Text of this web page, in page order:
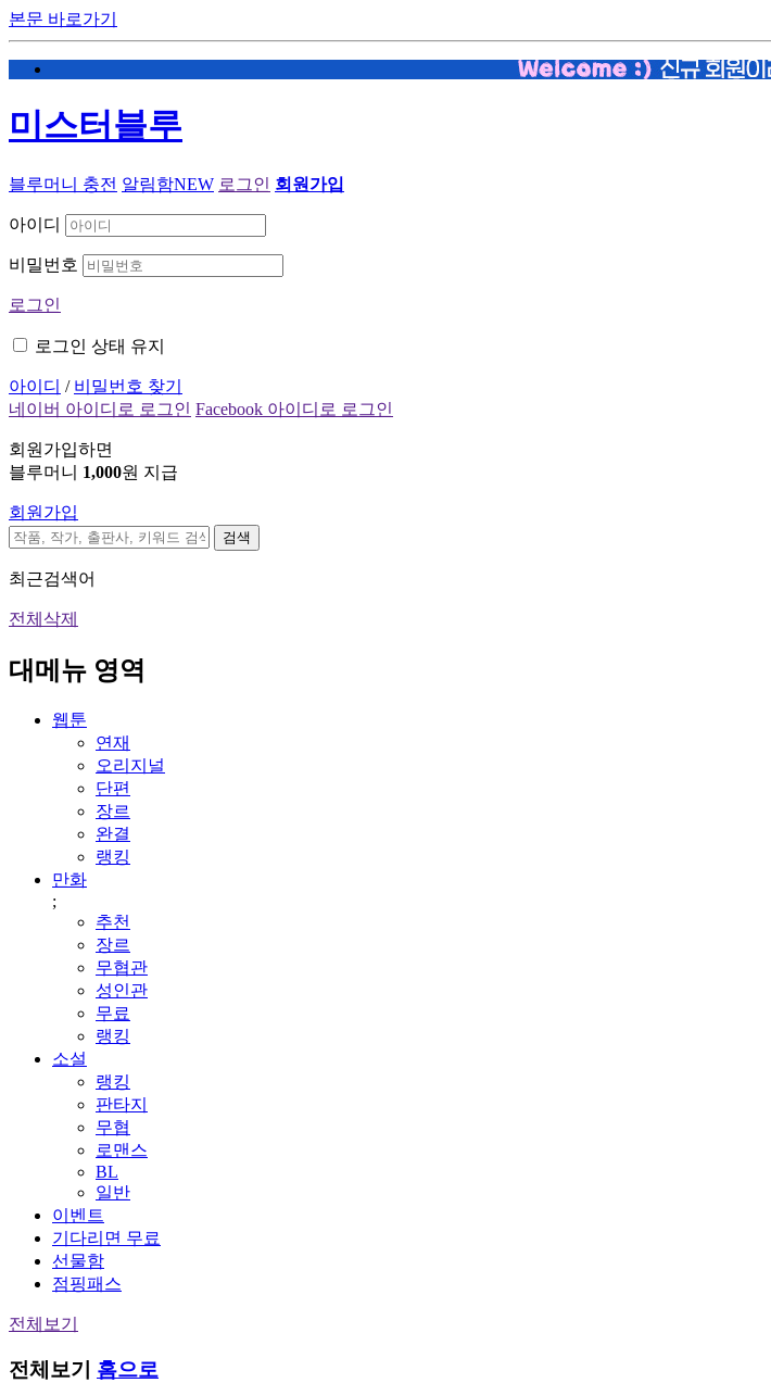
본문 바로가기
미스터블루
블루머니 충전 알림함NEW 로그인 회원가입
아이디
비밀번호
로그인
로그인 상태 유지
아이디 / 비밀번호 찾기
네이버 아이디로 로그인 Facebook 아이디로 로그인
회원가입하면
블루머니 1,000원 지급
회원가입
검색
최근검색어
전체삭제
대메뉴 영역
웹툰
연재
오리지널
단편
장르
완결
랭킹
만화
;
추천
장르
무협관
성인관
무료
랭킹
소설
랭킹
판타지
무협
로맨스
BL
일반
이벤트
기다리면 무료
선물함
점핑패스
전체보기
전체보기 홈으로